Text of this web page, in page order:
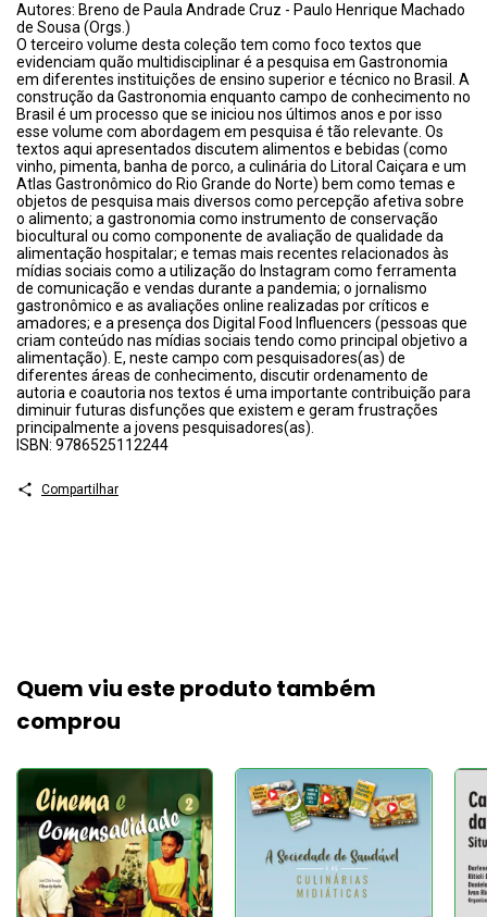
Autores: Breno de Paula Andrade Cruz - Paulo Henrique Machado
de Sousa (Orgs.)
O terceiro volume desta coleção tem como foco textos que
evidenciam quão multidisciplinar é a pesquisa em Gastronomia
em diferentes instituições de ensino superior e técnico no Brasil. A
construção da Gastronomia enquanto campo de conhecimento no
Brasil é um processo que se iniciou nos últimos anos e por isso
esse volume com abordagem em pesquisa é tão relevante. Os
textos aqui apresentados discutem alimentos e bebidas (como
vinho, pimenta, banha de porco, a culinária do Litoral Caiçara e um
Atlas Gastronômico do Rio Grande do Norte) bem como temas e
objetos de pesquisa mais diversos como percepção afetiva sobre
o alimento; a gastronomia como instrumento de conservação
biocultural ou como componente de avaliação de qualidade da
alimentação hospitalar; e temas mais recentes relacionados às
mídias sociais como a utilização do Instagram como ferramenta
de comunicação e vendas durante a pandemia; o jornalismo
gastronômico e as avaliações online realizadas por críticos e
amadores; e a presença dos Digital Food Influencers (pessoas que
criam conteúdo nas mídias sociais tendo como principal objetivo a
alimentação). E, neste campo com pesquisadores(as) de
diferentes áreas de conhecimento, discutir ordenamento de
autoria e coautoria nos textos é uma importante contribuição para
diminuir futuras disfunções que existem e geram frustrações
principalmente a jovens pesquisadores(as).
ISBN: 9786525112244
Compartilhar
Quem viu este produto também
comprou